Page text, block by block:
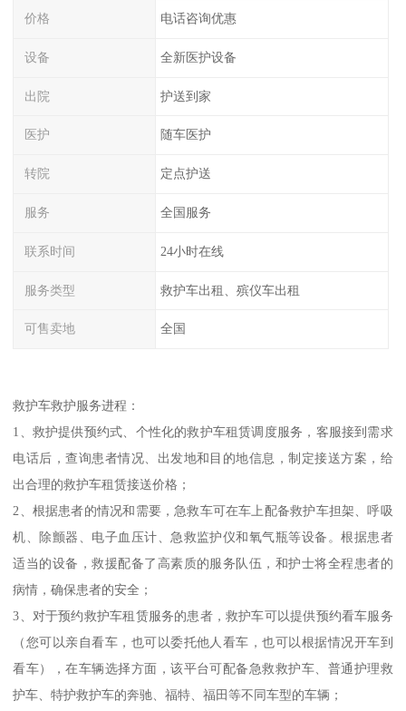
价格 电话咨询优惠
设备 全新医护设备
出院 护送到家
医护 随车医护
转院 定点护送
服务 全国服务
联系时间 24小时在线
服务类型 救护车出租、殡仪车出租
可售卖地 全国
救护车救护服务进程：
1、救护提供预约式、个性化的救护车租赁调度服务，客服接到需求
电话后，查询患者情况、出发地和目的地信息，制定接送方案，给
出合理的救护车租赁接送价格；
2、根据患者的情况和需要，急救车可在车上配备救护车担架、呼吸
机、除颤器、电子血压计、急救监护仪和氧气瓶等设备。根据患者
适当的设备，救援配备了高素质的服务队伍，和护士将全程患者的
病情，确保患者的安全；
3、对于预约救护车租赁服务的患者，救护车可以提供预约看车服务
（您可以亲自看车，也可以委托他人看车，也可以根据情况开车到
看车），在车辆选择方面，该平台可配备急救救护车、普通护理救
护车、特护救护车的奔驰、福特、福田等不同车型的车辆；